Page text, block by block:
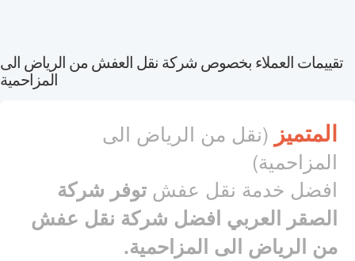
العملاء بخصوص شركة نقل العفش من الرياض الى
المزاحمية
المتميز(نقل من الرياض الى
المزاحمية)
افضل خدمة نقل عفش توفر شركة
الصقر العربي افضل شركة نقل عفش
من الرياض الى المزاحمية.